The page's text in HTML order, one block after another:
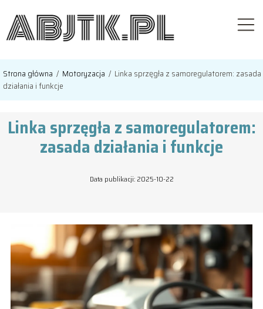
Strona główna / Motoryzacja / Linka sprzęgła z samoregulatorem: zasada
działania i funkcje
Linka sprzęgła z samoregulatorem:
zasada działania i funkcje
Data publikacji: 2025-10-22